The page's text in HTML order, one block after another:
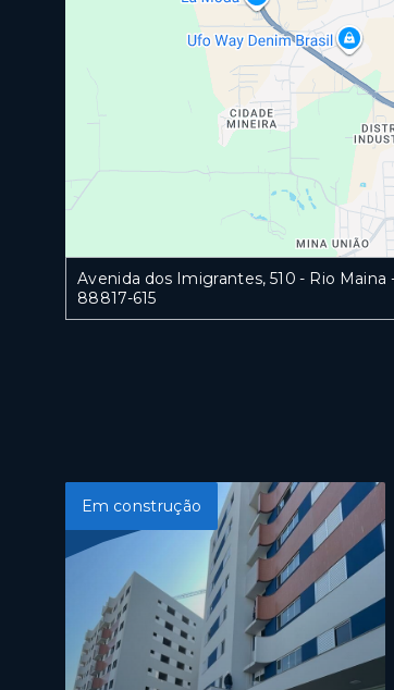
Avenida dos Imigrantes, 510 - Rio
88817-615
Em construção